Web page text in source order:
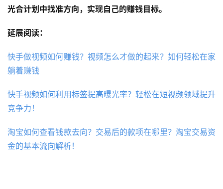
光合计划中找准方向，实现自己的赚钱目标。
延展阅读：
快手做视频如何赚钱？视频怎么才做的起来？如何轻松在家
躺着赚钱
快手视频如何利用标签提高曝光率？轻松在短视频领域提升
竞争力！
淘宝如何查看钱款去向？交易后的款项在哪里？淘宝交易资
金的基本流向解析！